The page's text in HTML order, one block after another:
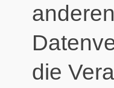
die